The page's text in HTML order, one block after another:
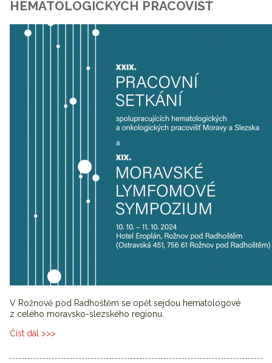
HEMATOLOGICKÝCH PRACOVIŠŤ
V Rožnově pod Radhoštěm se opět sejdou hematologové
z celého moravsko-slezského regionu.
Číst dál
XXIX. PRACOVNÍ SETKÁNÍ HEMATOLOGICKÝCH